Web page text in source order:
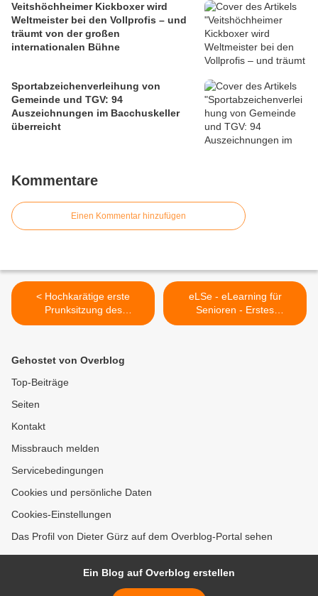
Veitshöchheimer Kickboxer wird
Weltmeister bei den Vollprofis – und
träumt von der großen
internationalen Bühne
Sportabzeichenverleihung von
Gemeinde und TGV: 94
Auszeichnungen im Bacchuskeller
überreicht
Kommentare
Einen Kommentar hinzufügen
< Hochkarätige erste
Prunksitzung des
Veitshöchheimer Carneval-
eLSe - eLearning für
Senioren - Erstes
Präsenztreffen in der
Gehostet von Overblog
Top-Beiträge
Seiten
Kontakt
Missbrauch melden
Servicebedingungen
Cookies und persönliche Daten
Cookies-Einstellungen
Das Profil von Dieter Gürz auf dem Overblog-Portal sehen
Ein Blog auf Overblog erstellen